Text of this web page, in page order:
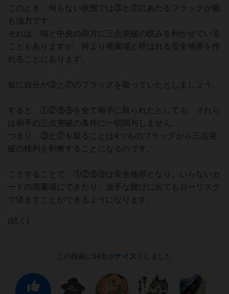
このとき、何もない状態では③と⑦にあたるフラッグが最
も強力です。
それは、端と中央の両方に三点突破の睨みを利かせている
こともありますが、何より廃棄場と呼ばれる安全地帯を作
れることにあります。
仮に自分が③と⑦のフラッグを取っていたとしましょう。
すると、①②⑧⑨を全て相手に取られたとしても、それら
は相手の三点突破の条件に一切関与しません。
つまり、③と⑦を取ることは4つものフラッグから三点突
破の権利を剥奪することになるのです。
こうすることで、①②⑧⑨は安全地帯となり、いらないカ
ードの廃棄場にできたり、派手な賭けに出てもローリスク
で済ますことができるようになります。
(続く)
この投稿に 14名がナイス！ しました